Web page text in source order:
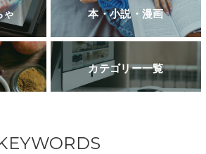
ゃ 本・小説・漫画
カテゴリー一覧